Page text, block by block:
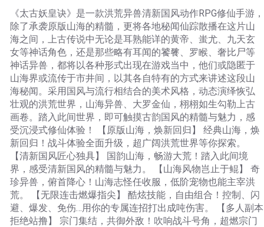
《太古妖皇诀》是一款洪荒异兽清新国风动作RPG修仙手游，
除了承袭原版山海的精髓，更将各地秘闻仙踪散播在这片山
海之间，上古传说中无论是耳熟能详的黄帝、蚩尤、九天玄
女等神话角色，还是那些略有耳闻的饕餮、罗睺、奢比尸等
神话异兽，都将以各种形式出现在游戏当中，他们或隐匿于
山海界或流传于市井间，以其各自特有的方式来讲述这段山
海秘闻。采用国风与流行相结合的美术风格，动态演绎恢弘
壮观的洪荒世界，山海异兽、大罗金仙，栩栩如生勾勒上古
画卷。踏入此间世界，即可触摸古韵国风的精髓与魅力，感
受沉浸式修仙体验！ 【原版山海，焕新回归】 经典山海，焕
新回归！战斗体验全面升级，超广阔洪荒世界等你探索。
【清新国风匠心独具】 国韵山海，畅游大荒！踏入此间境
界，感受清新国风的精髓与魅力。 【山海风物岂止于鲲】 奇
珍异兽，俯首降心！山海志怪任收服，低阶宠物也能主宰洪
荒。 【无限连击燃爆指尖】 酷炫技能，自由组合！控制、闪
避、爆发、免伤…用你的专属连招打出成吨伤害。 【多人副本
拒绝站撸】 宗门集结，共御外敌！吹响战斗号角，超燃宗门